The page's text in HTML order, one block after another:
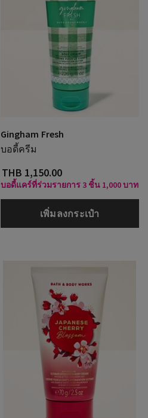
Gingham Fresh
บอดี้ครีม
THB 1,150.00
บอดี้แคร์ที่ร่วมรายการ 3 ชิ้น 1,000 บาท
เพิ่มลงกระเป๋า